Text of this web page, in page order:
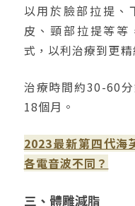
以用於臉部拉提
皮、頸部拉提等
式，以利治療到更精
治療時間約30-60
18個月。
2023最新第四代海
各電音波不同？
三、體雕減脂